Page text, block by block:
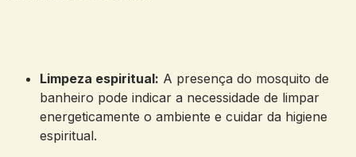
Limpeza espiritual: A presença do mosquito de
banheiro pode indicar a necessidade de limpar
energeticamente o ambiente e cuidar da higiene
espiritual.